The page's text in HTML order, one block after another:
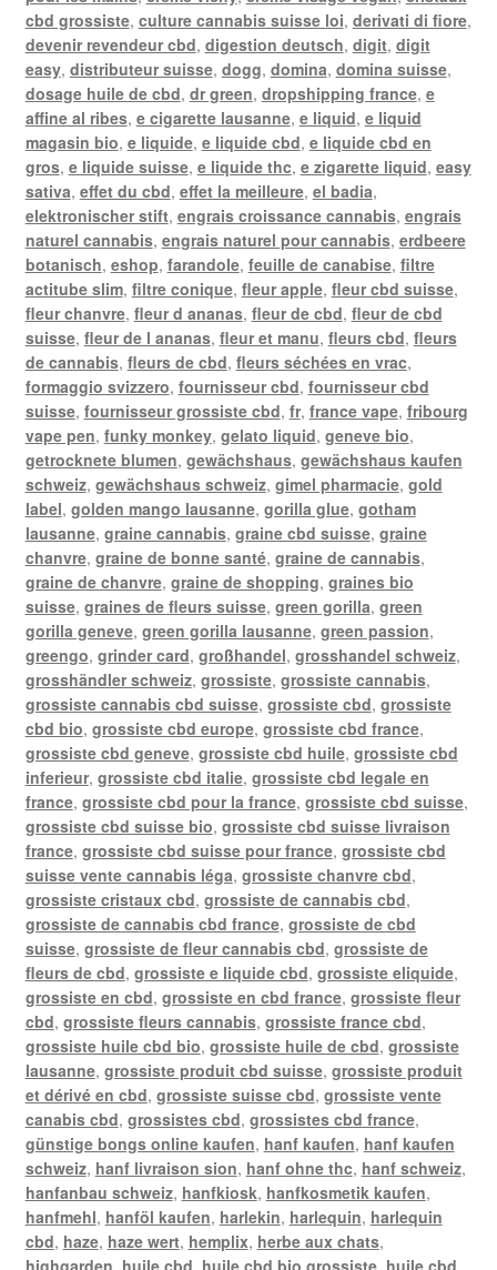
cbd grossiste, culture cannabis suisse loi, derivati di fiore,
devenir revendeur cbd, digestion deutsch, digit, digit
easy, distributeur suisse, dogg, domina, domina suisse,
dosage huile de cbd, dr green, dropshipping france, e
affine al ribes, e cigarette lausanne, e liquid, e liquid
magasin bio, e liquide, e liquide cbd, e liquide cbd en
gros, e liquide suisse, e liquide thc, e zigarette liquid, easy
sativa, effet du cbd, effet la meilleure, el badia,
elektronischer stift, engrais croissance cannabis, engrais
naturel cannabis, engrais naturel pour cannabis, erdbeere
botanisch, eshop, farandole, feuille de canabise, filtre
actitube slim, filtre conique, fleur apple, fleur cbd suisse,
fleur chanvre, fleur d ananas, fleur de cbd, fleur de cbd
suisse, fleur de l ananas, fleur et manu, fleurs cbd, fleurs
de cannabis, fleurs de cbd, fleurs séchées en vrac,
formaggio svizzero, fournisseur cbd, fournisseur cbd
suisse, fournisseur grossiste cbd, fr, france vape, fribourg
vape pen, funky monkey, gelato liquid, geneve bio,
getrocknete blumen, gewächshaus, gewächshaus kaufen
schweiz, gewächshaus schweiz, gimel pharmacie, gold
label, golden mango lausanne, gorilla glue, gotham
lausanne, graine cannabis, graine cbd suisse, graine
chanvre, graine de bonne santé, graine de cannabis,
graine de chanvre, graine de shopping, graines bio
suisse, graines de fleurs suisse, green gorilla, green
gorilla geneve, green gorilla lausanne, green passion,
greengo, grinder card, großhandel, grosshandel schweiz,
grosshändler schweiz, grossiste, grossiste cannabis,
grossiste cannabis cbd suisse, grossiste cbd, grossiste
cbd bio, grossiste cbd europe, grossiste cbd france,
grossiste cbd geneve, grossiste cbd huile, grossiste cbd
inferieur, grossiste cbd italie, grossiste cbd legale en
france, grossiste cbd pour la france, grossiste cbd suisse,
grossiste cbd suisse bio, grossiste cbd suisse livraison
france, grossiste cbd suisse pour france, grossiste cbd
suisse vente cannabis léga, grossiste chanvre cbd,
grossiste cristaux cbd, grossiste de cannabis cbd,
grossiste de cannabis cbd france, grossiste de cbd
suisse, grossiste de fleur cannabis cbd, grossiste de
fleurs de cbd, grossiste e liquide cbd, grossiste eliquide,
grossiste en cbd, grossiste en cbd france, grossiste fleur
cbd, grossiste fleurs cannabis, grossiste france cbd,
grossiste huile cbd bio, grossiste huile de cbd, grossiste
lausanne, grossiste produit cbd suisse, grossiste produit
et dérivé en cbd, grossiste suisse cbd, grossiste vente
canabis cbd, grossistes cbd, grossistes cbd france,
günstige bongs online kaufen, hanf kaufen, hanf kaufen
schweiz, hanf livraison sion, hanf ohne thc, hanf schweiz,
hanfanbau schweiz, hanfkiosk, hanfkosmetik kaufen,
hanfmehl, hanföl kaufen, harlekin, harlequin, harlequin
cbd, haze, haze wert, hemplix, herbe aux chats,
highgarden, huile cbd, huile cbd bio grossiste, huile cbd